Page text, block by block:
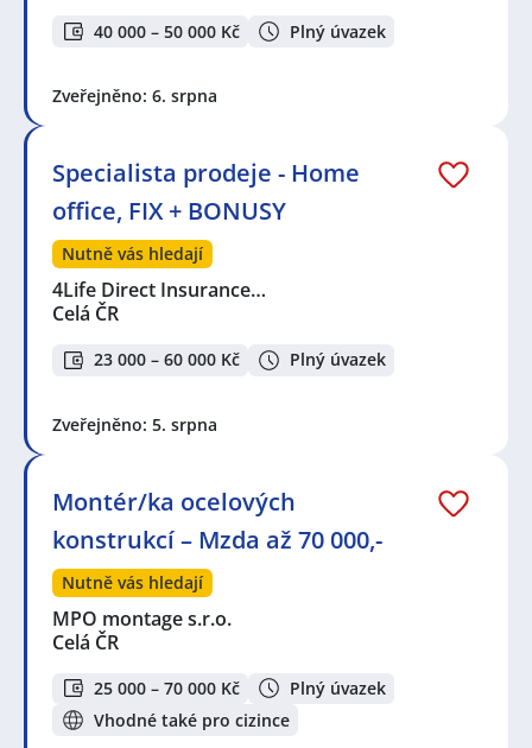
40 000 – 50 000 Kč Plný úvazek
Zveřejněno: 6. srpna
Specialista prodeje - Home
office, FIX + BONUSY
Nutně vás hledají
4Life Direct Insurance…
Celá ČR
23 000 – 60 000 Kč Plný úvazek
Zveřejněno: 5. srpna
Montér/ka ocelových
konstrukcí – Mzda až 70 000,-
Nutně vás hledají
MPO montage s.r.o.
Celá ČR
25 000 – 70 000 Kč
Plný úvazek
Vhodné také pro cizince